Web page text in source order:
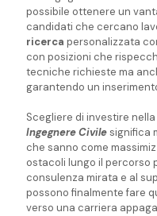
possibile ottenere un
candidati che cercano
ricerca personalizzata
con posizioni che
tecniche richieste ma
garantendo un
Scegliere di investire nella
Ingegnere Civilesignifica
che sanno come
ostacoli lungo il percorso
consulenza mirata e al
possono finalmente fare
verso una carriera